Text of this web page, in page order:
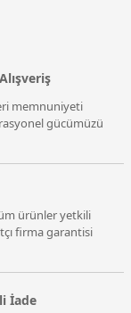
memnuniyeti
gücümüzü
ürünler yetkili
firma garantisi
İade